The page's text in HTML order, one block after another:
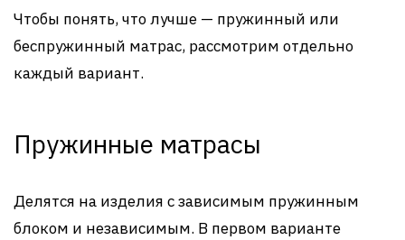
Чтобы понять, что лучше — пружинный или
беспружинный матрас, рассмотрим отдельно
каждый вариант.
Пружинные матрасы
Делятся на изделия с зависимым пружинным
блоком и независимым. В первом варианте